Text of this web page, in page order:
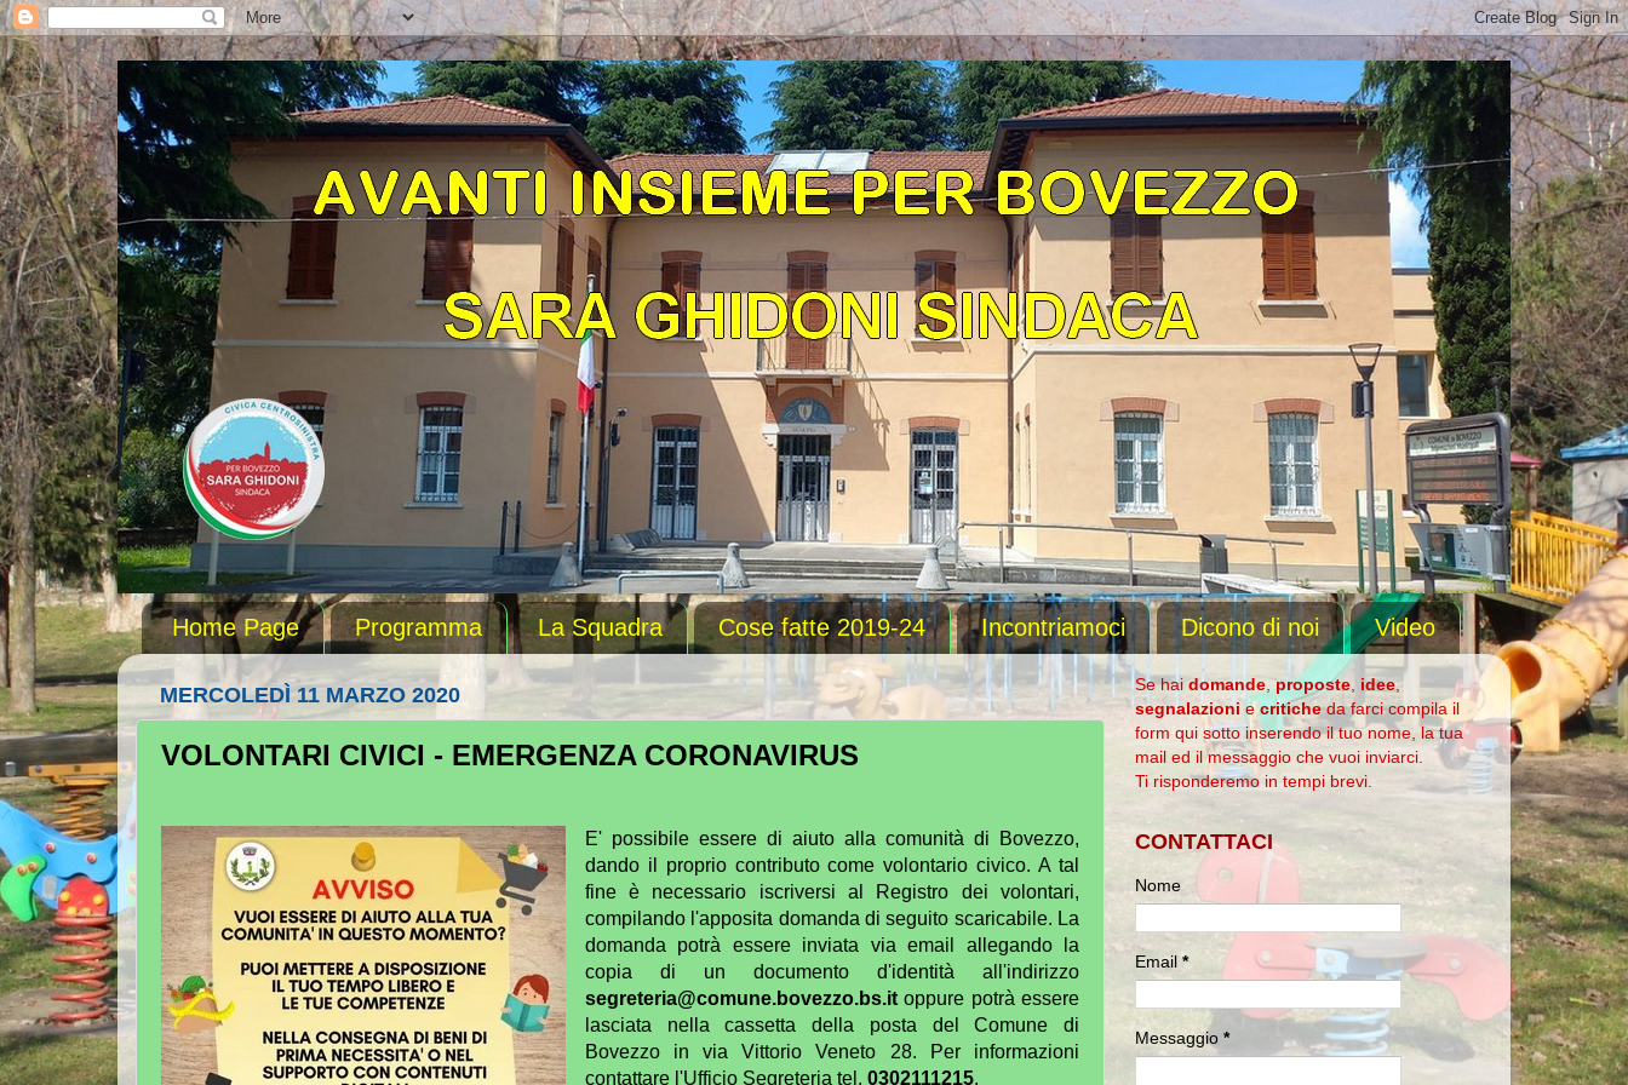
Home Page Programma La Squadra Cose fatte 2019-24 Incontriamoci Dicono di noi Video
MERCOLEDÌ 11 MARZO 2020
VOLONTARI CIVICI - EMERGENZA CORONAVIRUS
E' possibile essere di aiuto alla comunità di Bovezzo,
dando il proprio contributo come volontario civico. A tal
fine è necessario iscriversi al Registro dei volontari,
compilando l'apposita domanda di seguito scaricabile. La
domanda potrà essere inviata via email allegando la
copia di un documento d'identità all'indirizzo
segreteria@comune.bovezzo.bs.itoppure potrà essere
lasciata nella cassetta della posta del Comune di
Bovezzo in via Vittorio Veneto 28. Per informazioni
contattare l'Ufficio Segreteria tel. 0302111215.
Se hai domande,proposte idee,
segnalazioni ecriticheda farci compila il
form qui sotto inserendo il tuo nome, la tua
mail ed il messaggio che vuoi inviarci.
Ti risponderemo in tempi brevi.
CONTATTACI
Nome
Email *
Messaggio *